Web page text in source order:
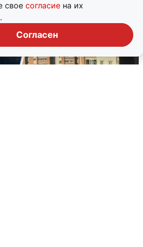
свое согласие на их
Согласен